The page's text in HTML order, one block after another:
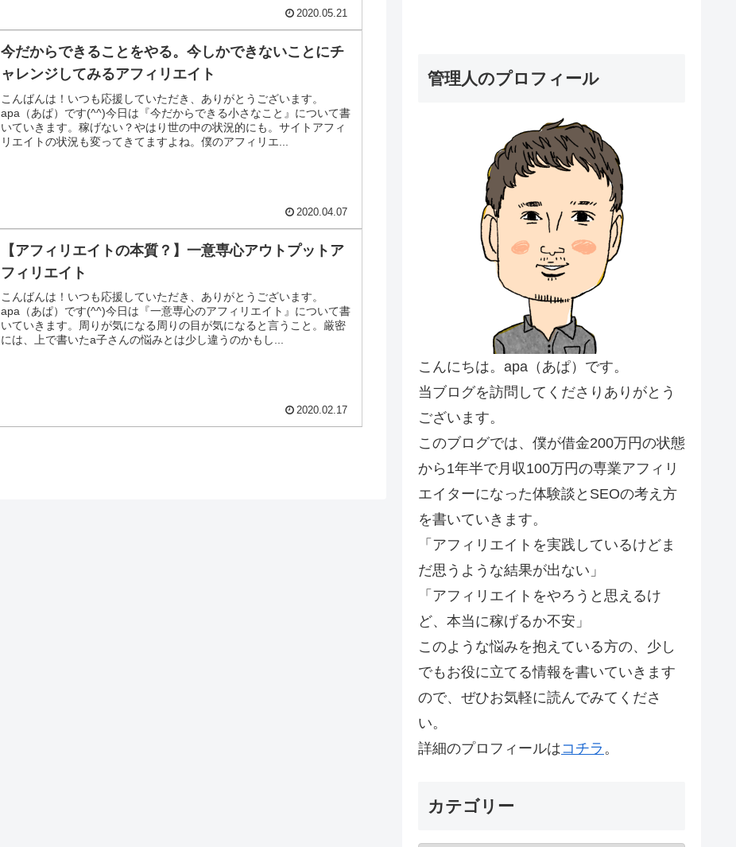
2020.05.21
今だからできることをやる。今しかできないことにチ
ャレンジしてみるアフィリエイト
こんばんは！いつも応援していただき、ありがとうございます。
apa（あぱ）です(^^)今日は『今だからできる小さなこと』について書
いていきます。稼げない？やはり世の中の状況的にも。サイトアフィ
リエイトの状況も変ってきてますよね。僕のアフィリエ...
2020.04.07
【アフィリエイトの本質？】一意専心アウトプットア
フィリエイト
こんばんは！いつも応援していただき、ありがとうございます。
apa（あぱ）です(^^)今日は『一意専心のアフィリエイト』について書
いていきます。周りが気になる周りの目が気になると言うこと。厳密
には、上で書いたa子さんの悩みとは少し違うのかもし...
2020.02.17
管理人のプロフィール
こんにちは。apa（あぱ）です。
当ブログを訪問してくださりありがとう
ございます。
このブログでは、僕が借金200万円の状態
から1年半で月収100万円の専業アフィリ
エイターになった体験談とSEOの考え方
を書いていきます。
「アフィリエイトを実践しているけどま
だ思うような結果が出ない」
「アフィリエイトをやろうと思えるけ
ど、本当に稼げるか不安」
このような悩みを抱えている方の、少し
でもお役に立てる情報を書いていきます
ので、ぜひお気軽に読んでみてくださ
い。
詳細のプロフィールはコチラ 。
カテゴリー